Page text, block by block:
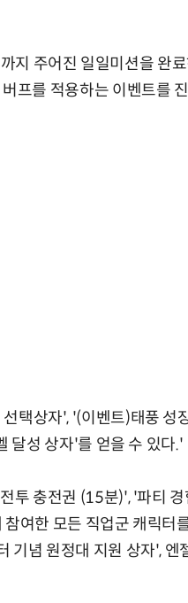
지 주어진 일일미션을 완
프를 적용하는 이벤트를
택상자', '(이벤트)태풍 성
달성 상자'를 얻을 수 있다.'
투 충전권 (15분)', '파티 경
여한 모든 직업군 캐릭터
기념 원정대 지원 상자', 엔